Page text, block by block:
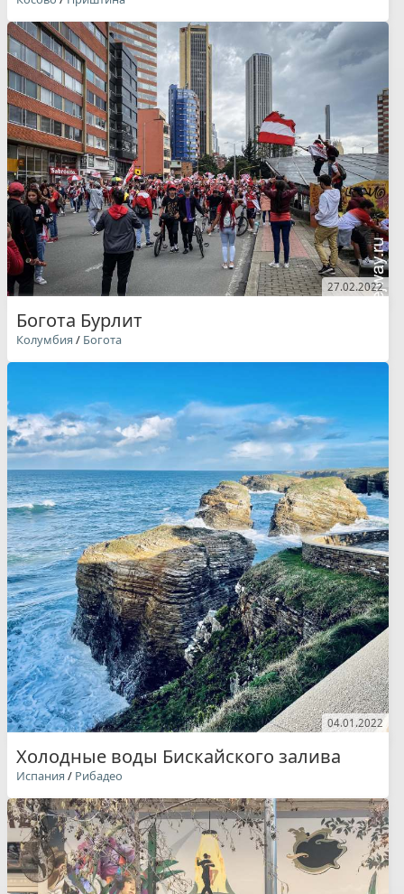
27.02.2022
Богота Бурлит
Колумбия / Богота
04.01.2022
Холодные воды Бискайского залива
Испания / Рибадео